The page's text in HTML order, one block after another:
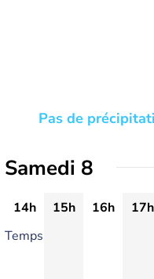
Pas de
Samedi 8
14h 15h 16h 17h
Temps